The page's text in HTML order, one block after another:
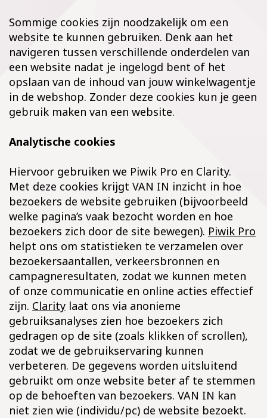
Sommige cookies zijn noodzakelijk om een
website te kunnen gebruiken. Denk aan het
navigeren tussen verschillende onderdelen van
een website nadat je ingelogd bent of het
opslaan van de inhoud van jouw winkelwagentje
in de webshop. Zonder deze cookies kun je geen
gebruik maken van een website.
Analytische cookies
Hiervoor gebruiken we Piwik Pro en Clarity.
Met deze cookies krijgt VAN IN inzicht in hoe
bezoekers de website gebruiken (bijvoorbeeld
welke pagina’s vaak bezocht worden en hoe
bezoekers zich door de site bewegen). Piwik Pro
helpt ons om statistieken te verzamelen over
bezoekersaantallen, verkeersbronnen en
campagneresultaten, zodat we kunnen meten
of onze communicatie en online acties effectief
zijn. Clarity laat ons via anonieme
gebruiksanalyses zien hoe bezoekers zich
gedragen op de site (zoals klikken of scrollen),
zodat we de gebruikservaring kunnen
verbeteren. De gegevens worden uitsluitend
gebruikt om onze website beter af te stemmen
op de behoeften van bezoekers. VAN IN kan
niet zien wie (individu/pc) de website bezoekt.